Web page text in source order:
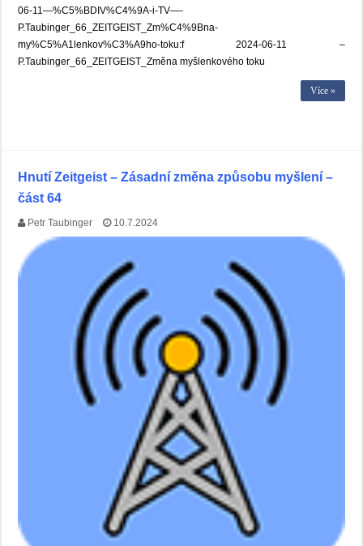
06-11—%C5%BDIV%C4%9A-i-TV—-
P.Taubinger_66_ZEITGEIST_Zm%C4%9Bna-
my%C5%A1lenkov%C3%A9ho-toku:f 2024-06-11 –
P.Taubinger_66_ZEITGEIST_Změna myšlenkového toku
Více »
Hnutí Zeitgeist – Zásadní změna způsobu myšlení –
část 64
Petr Taubinger 10.7.2024